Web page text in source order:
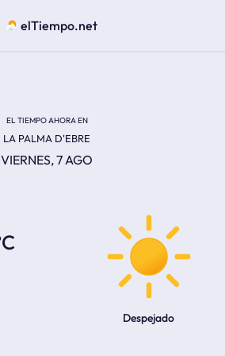
elTiempo.net
EL TIEMPO AHORA EN
LA PALMA D'EBRE
VIERNES, 7 AGO
Despejado